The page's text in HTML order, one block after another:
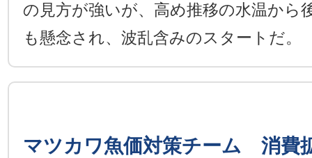
の見方が強いが、高め推移の水温から
も懸念され、波乱含みのスタートだ。
マツカワ魚価対策チーム 消費